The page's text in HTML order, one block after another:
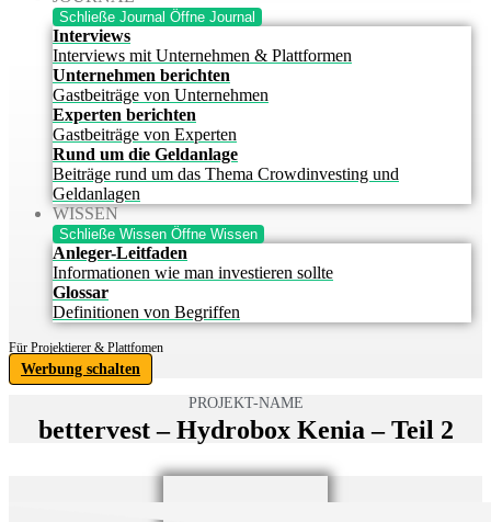
Schließe Journal Öffne Journal
Interviews
Interviews mit Unternehmen & Plattformen
Unternehmen berichten
Gastbeiträge von Unternehmen
Experten berichten
Gastbeiträge von Experten
Rund um die Geldanlage
Beiträge rund um das Thema Crowdinvesting und
Geldanlagen
WISSEN
Schließe Wissen Öffne Wissen
Anleger-Leitfaden
Informationen wie man investieren sollte
Glossar
Definitionen von Begriffen
Für Projektierer & Plattfomen
Werbung schalten
PROJEKT-NAME
bettervest – Hydrobox Kenia – Teil 2